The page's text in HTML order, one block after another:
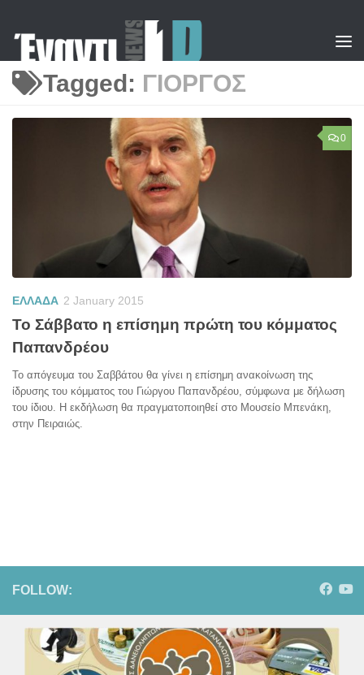
Tagged: ΓΙΟΡΓΟΣ
0
ΕΛΛΑΔΑ 2 January 2015
Το Σάββατο η επίσημη πρώτη του κόμματος
Παπανδρέου
Το απόγευμα του Σαββάτου θα γίνει η επίσημη ανακοίνωση της
ίδρυσης του κόμματος του Γιώργου Παπανδρέου, σύμφωνα με δήλωση
του ίδιου. Η εκδήλωση θα πραγματοποιηθεί στο Μουσείο Μπενάκη,
στην Πειραιώς.
FOLLOW: